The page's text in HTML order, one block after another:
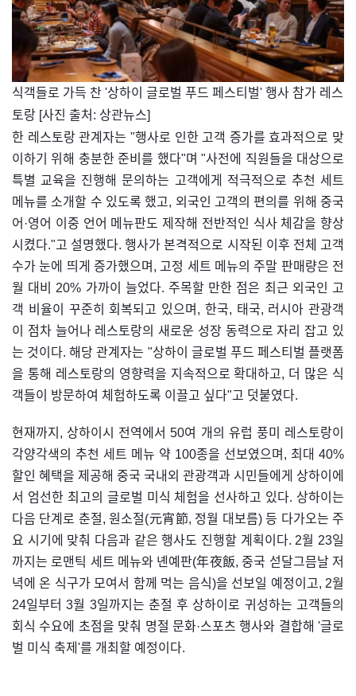
​식객들로 가득 찬 '상하이 글로벌 푸드 페스티벌' 행사 참가 레스
토랑 [사진 출처: 상관뉴스]
한 레스토랑 관계자는 "행사로 인한 고객 증가를 효과적으로 맞
이하기 위해 충분한 준비를 했다"며 "사전에 직원들을 대상으로
특별 교육을 진행해 문의하는 고객에게 적극적으로 추천 세트
메뉴를 소개할 수 있도록 했고, 외국인 고객의 편의를 위해 중국
어·영어 이중 언어 메뉴판도 제작해 전반적인 식사 체감을 향상
시켰다."고 설명했다. 행사가 본격적으로 시작된 이후 전체 고객
수가 눈에 띄게 증가했으며, 고정 세트 메뉴의 주말 판매량은 전
월 대비 20% 가까이 늘었다. 주목할 만한 점은 최근 외국인 고
객 비율이 꾸준히 회복되고 있으며, 한국, 태국, 러시아 관광객
이 점차 늘어나 레스토랑의 새로운 성장 동력으로 자리 잡고 있
는 것이다. 해당 관계자는 "상하이 글로벌 푸드 페스티벌 플랫폼
을 통해 레스토랑의 영향력을 지속적으로 확대하고, 더 많은 식
객들이 방문하여 체험하도록 이끌고 싶다"고 덧붙였다.
현재까지, 상하이시 전역에서 50여 개의 유럽 풍미 레스토랑이
각양각색의 추천 세트 메뉴 약 100종을 선보였으며, 최대 40%
할인 혜택을 제공해 중국 국내외 관광객과 시민들에게 상하이에
서 엄선한 최고의 글로벌 미식 체험을 선사하고 있다. 상하이는
다음 단계로 춘절, 원소절(元宵節, 정월 대보름) 등 다가오는 주
요 시기에 맞춰 다음과 같은 행사도 진행할 계획이다. 2월 23일
까지는 로맨틱 세트 메뉴와 녠예판(年夜飯, 중국 섣달그믐날 저
녁에 온 식구가 모여서 함께 먹는 음식)을 선보일 예정이고, 2월
24일부터 3월 3일까지는 춘절 후 상하이로 귀성하는 고객들의
회식 수요에 초점을 맞춰 명절 문화·스포츠 행사와 결합해 '글로
벌 미식 축제'를 개최할 예정이다.